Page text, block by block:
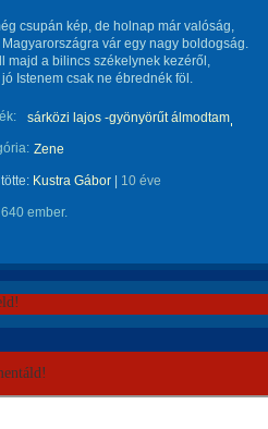
csupán kép, de holnap már valóság,
vár egy nagy boldogság.
majd a bilincs székelynek kezéről,
jó Istenem csak ne ébrednék föl.
sárközi lajos -gyönyörűt álmodtam
Zene
Kustra Gábor 10 éve
ember.